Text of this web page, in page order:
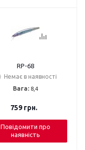
RP-68
Немає в наявності
Вага: 8,4
759грн.
Повідомити про
наявність